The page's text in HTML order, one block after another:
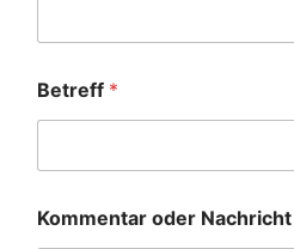
Betreff *
Kommentar oder Nachricht